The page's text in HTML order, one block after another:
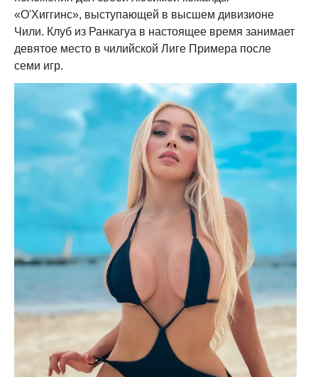
«О'Хиггинс», выступающей в высшем дивизионе
Чили. Клуб из Ранкагуа в настоящее время занимает
девятое место в чилийской Лиге Примера после
семи игр.